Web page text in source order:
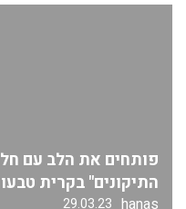
פותחים את הלב עם
התיקונים" בקרית
hanas
29.03.23